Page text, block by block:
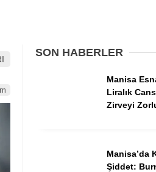
SON HABERLER
Manisa
Liralık
Zirveyi
Manisa’da
Şiddet: